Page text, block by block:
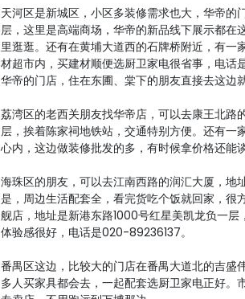
天河区是新城区，小区多装修需求也大，华帝
层，这里是高端商场，华帝的新品线下展示都
里逛逛。还有在黄埔大道西的石牌桥附近，有
材超市内，买建材顺便选厨卫家电很省事，电
华帝的门店，住在东圃、棠下的朋友直接去这边
荔湾区的老西关朋友找华帝店，可以去康王北
层，挨着陈家祠地铁站，交通特别方便。还有一
心内，这边做装修批发的多，有时候拿价格还能
海珠区的朋友，可以去江南西路的润汇大厦，
是，周边生活配套全，看完货吃个饭就回家，
舰店，地址是新港东路1000号红星美凯龙负一
体验感很好，电话是020-89236137。
番禺区这边，比较大的门店在番禺大道北的吉盛
多人买家具都会去，一起配套选厨卫家电正好